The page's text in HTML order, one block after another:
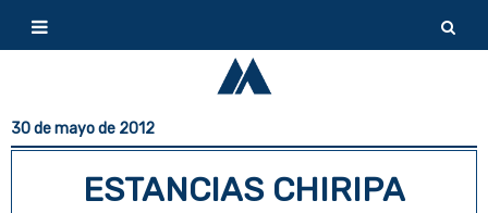
30 de mayo de 2012
ESTANCIAS CHIRIPA